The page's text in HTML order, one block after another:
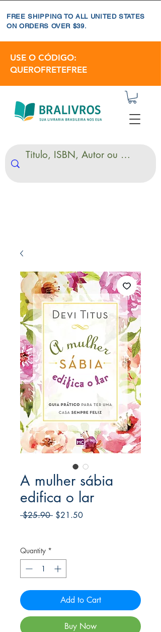
FREE SHIPPING TO ALL UNITED STATES
ON ORDERS OVER $39.
USE O CÓDIGO:
QUEROFRETEFREE
A mulher sábia
edifica o lar
$25.90 Regular
$21.50Sale
Quantity *
Add to Cart
Buy Now